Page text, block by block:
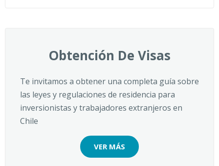
Obtención De Visas
Te invitamos a obtener una completa guía sobre
las leyes y regulaciones de residencia para
inversionistas y trabajadores extranjeros en
Chile
VER MÁS